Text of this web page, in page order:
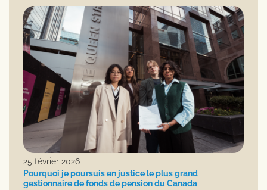
25 février 2026
Pourquoi je poursuis en justice le plus grand
gestionnaire de fonds de pension du Canada